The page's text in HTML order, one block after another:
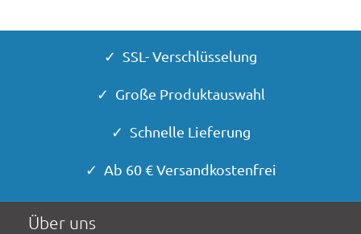
✓ SSL- Verschlüsselung
✓ Große Produktauswahl
✓ Schnelle Lieferung
✓ Ab 60 € Versandkostenfrei
Über uns